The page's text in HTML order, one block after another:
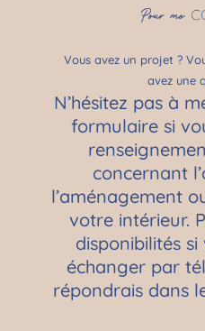
Vous avez un projet ?
avez une
N’hésitez pas à
formulaire si
concernant
l’aménagement
votre intérieur.
disponibilités
échanger par
répondrais dans